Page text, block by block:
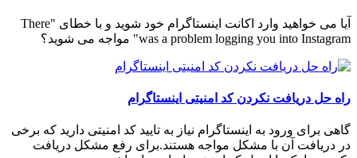
آیا می خواهید وارد اکانت اینستاگرام خود شوید و با خطای "There
was a problem logging you into Instagram" مواجه می شوید؟
راه حل دریافت نکردن کد امنیتی اینستاگرام
گاهی برای ورود به اینستاگرام نیاز به تایید کد امنیتی دارید که برخی
در دریافت آن با مشکل مواجه هستند.برای رفع مشکل دریافت